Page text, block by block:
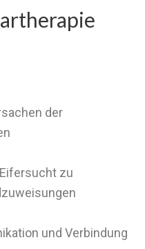
der
zu
und Verbindung